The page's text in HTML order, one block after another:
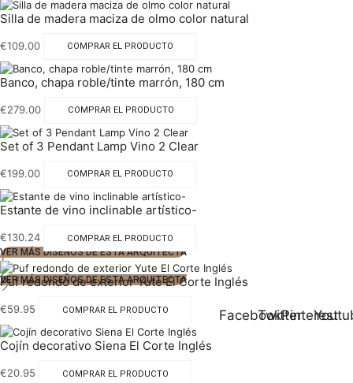
Silla de madera maciza de olmo color natural
€109.00 COMPRAR EL PRODUCTO
Banco, chapa roble/tinte marrón, 180 cm
€279.00 COMPRAR EL PRODUCTO
Set of 3 Pendant Lamp Vino 2 Clear
€199.00 COMPRAR EL PRODUCTO
Estante de vino inclinable artístico-
€130.24 COMPRAR EL PRODUCTO
1
2
FacebookTwitterPinterest
VER MÁS DISEÑOS DE ESTA ARQUITECTA
VER MÁS DISEÑOS DE ESTA ARQUITECTA
Puf redondo de exterior Yute El Corte Inglés
€59.95 COMPRAR EL PRODUCTO
Cojín decorativo Siena El Corte Inglés
€20.95 COMPRAR EL PRODUCTO